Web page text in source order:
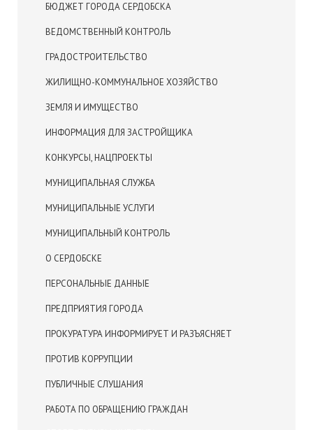
БЮДЖЕТ ГОРОДА СЕРДОБСКА
ВЕДОМСТВЕННЫЙ КОНТРОЛЬ
ГРАДОСТРОИТЕЛЬСТВО
ЖИЛИЩНО-КОММУНАЛЬНОЕ ХОЗЯЙСТВО
ЗЕМЛЯ И ИМУЩЕСТВО
ИНФОРМАЦИЯ ДЛЯ ЗАСТРОЙЩИКА
КОНКУРСЫ, НАЦПРОЕКТЫ
МУНИЦИПАЛЬНАЯ СЛУЖБА
МУНИЦИПАЛЬНЫЕ УСЛУГИ
МУНИЦИПАЛЬНЫЙ КОНТРОЛЬ
О СЕРДОБСКЕ
ПЕРСОНАЛЬНЫЕ ДАННЫЕ
ПРЕДПРИЯТИЯ ГОРОДА
ПРОКУРАТУРА ИНФОРМИРУЕТ И РАЗЪЯСНЯЕТ
ПРОТИВ КОРРУПЦИИ
ПУБЛИЧНЫЕ СЛУШАНИЯ
РАБОТА ПО ОБРАЩЕНИЮ ГРАЖДАН